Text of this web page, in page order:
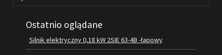
Ostatnio oglądane
Silnik elektryczny 0,18 kW 2SIE 63-4B -łapowy